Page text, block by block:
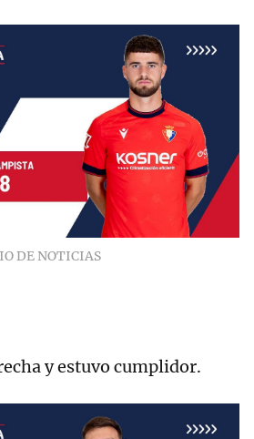
DE NOTICIAS
y estuvo cumplidor.